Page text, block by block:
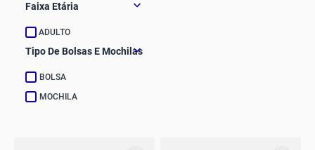
Faixa Etária
ADULTO
Tipo De Bolsas E Mochilas
BOLSA
MOCHILA